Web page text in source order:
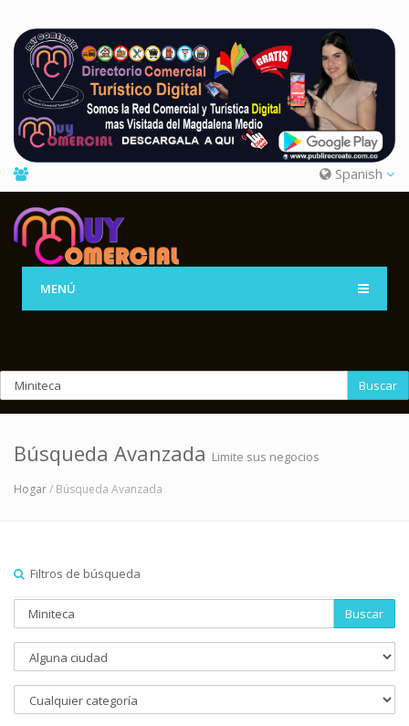
Spanish
MENÚ
Buscar
Búsqueda Avanzada Limite sus negocios
Hogar/ Búsqueda Avanzada
Filtros de búsqueda
Buscar